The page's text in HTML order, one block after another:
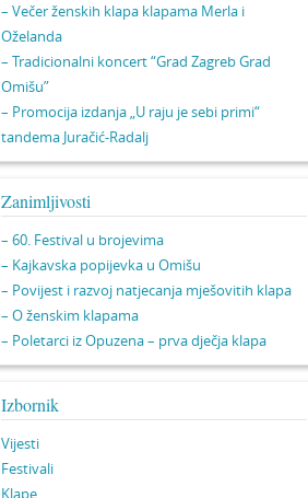
– Večer ženskih klapa klapama Merla i
Oželanda
– Tradicionalni koncert “Grad Zagreb Grad
Omišu”
– Promocija izdanja „U raju je sebi primi“
tandema Juračić-Radalj
Zanimljivosti
– 60. Festival u brojevima
– Kajkavska popijevka u Omišu
– Povijest i razvoj natjecanja mješovitih klapa
– O ženskim klapama
– Poletarci iz Opuzena – prva dječja klapa
Izbornik
Vijesti
Festivali
Klape